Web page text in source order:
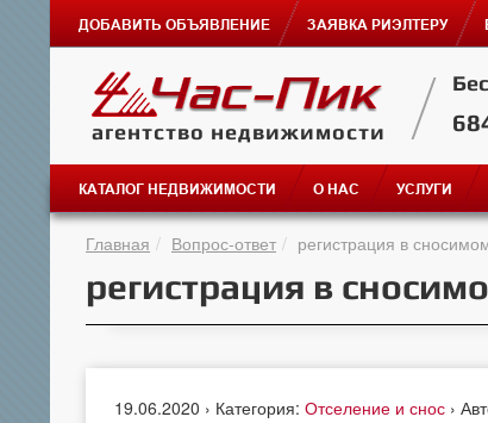
ДОБАВИТЬ ОБЪЯВЛЕНИЕ ЗАЯВКА РИЭЛТЕРУ
агентство недвижимости
КАТАЛОГ НЕДВИЖИМОСТИ О НАС УСЛУГИ
Главная Вопрос-ответ регистрация в
регистрация в
19.06.2020 › Категория: Отселение и снос ›